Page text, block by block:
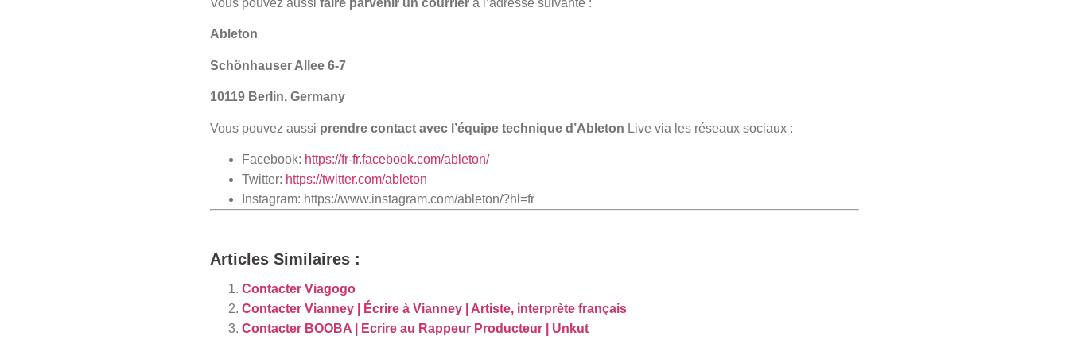
Vous pouvez aussi faire parvenir un courrier à l’adresse suivante :
Ableton
Schönhauser Allee 6-7
10119 Berlin, Germany
Vous pouvez aussi prendre contact avec l’équipe technique d’Ableton Live via les réseaux sociaux :
​Facebook: https://fr-fr.facebook.com/ableton/
Twitter: https://twitter.com/ableton
Instagram: https://www.instagram.com/ableton/?hl=fr
Articles Similaires :
Contacter Viagogo
Contacter Vianney | Écrire à Vianney | Artiste, interprète français
Contacter BOOBA | Ecrire au Rappeur Producteur | Unkut